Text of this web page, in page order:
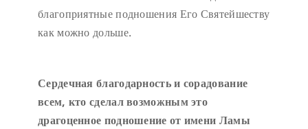
благоприятные подношения Его Святейшеству
как можно дольше.
Сердечная благодарность и сорадование
всем, кто сделал возможным это
драгоценное подношение от имени Ламы